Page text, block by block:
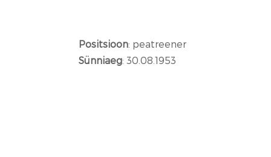
Positsioon: peatreener
Sünniaeg: 30.08.1953